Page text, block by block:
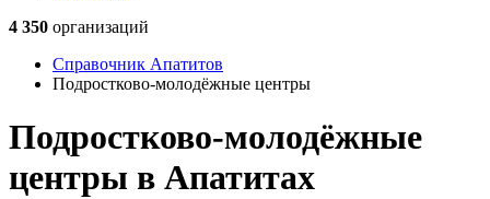
4 350 организаций
Справочник Апатитов
Подростково-молодёжные центры
Подростково-молодёжные
центры в Апатитах